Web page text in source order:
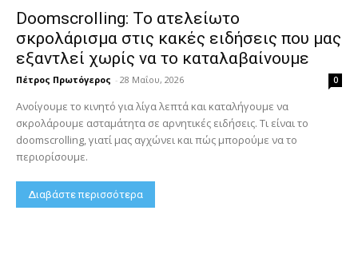
Doomscrolling: Το ατελείωτο
σκρολάρισμα στις κακές ειδήσεις που μας
εξαντλεί χωρίς να το καταλαβαίνουμε
Πέτρος Πρωτόγερος - 28 Μαΐου, 2026 0
Ανοίγουμε το κινητό για λίγα λεπτά και καταλήγουμε να
σκρολάρουμε ασταμάτητα σε αρνητικές ειδήσεις. Τι είναι το
doomscrolling, γιατί μας αγχώνει και πώς μπορούμε να το
περιορίσουμε.
Διαβάστε περισσότερα